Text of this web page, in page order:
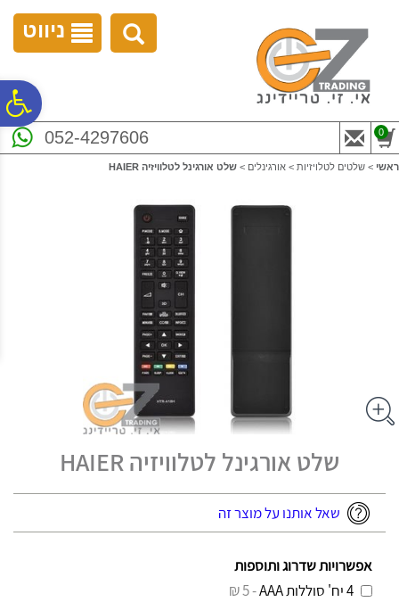
נגישות
ניווט
052-4297606 0
ראשי > שלטים לטלויזיות > אורגינלים > שלט אורגינל לטלוויזיה HAIER
שלט אורגינל לטלוויזיה HAIER
שאל אותנו על מוצר זה
אפשרויות שדרוג ותוספות
4 יח' סוללות AAA
- 5 ₪